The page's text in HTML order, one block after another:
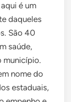
é um
daqueles
São 40
saúde,
município.
nome do
estaduais,